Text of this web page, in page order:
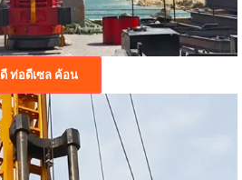
ดี ท่อดีเซล ค้อน